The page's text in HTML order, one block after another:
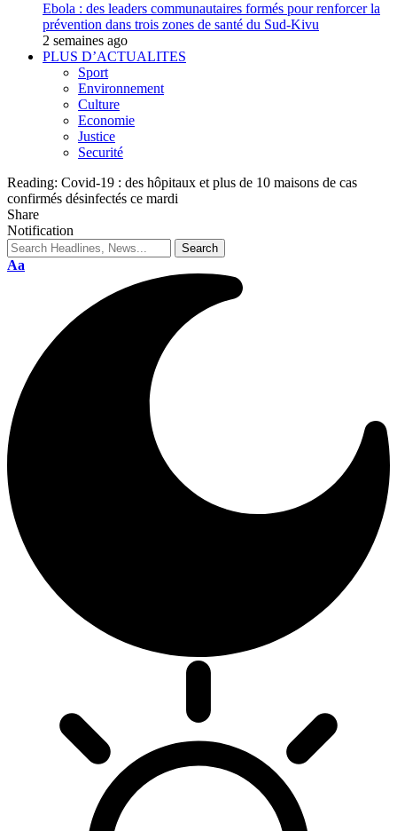
Ebola : des leaders communautaires formés pour renforcer la
prévention dans trois zones de santé du Sud-Kivu
2 semaines ago
PLUS D’ACTUALITES
Sport
Environnement
Culture
Economie
Justice
Securité
Reading: Covid-19 : des hôpitaux et plus de 10 maisons de cas
confirmés désinfectés ce mardi
Share
Notification
Aa